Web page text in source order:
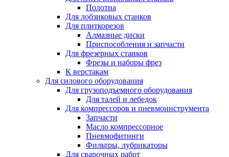
Полотна
Для лобзиковых станков
Для плиткорезов
Алмазные диски
Приспособления и запчасти
Для фрезерных станков
Фрезы и наборы фрез
К верстакам
Для силового оборудования
Для грузоподъемного оборудования
Для талей и лебедок
Для компрессоров и пневмоинструмента
Запчасти
Масло компрессорное
Пневмофитинги
Фильтры, лубрикаторы
Для сварочных работ